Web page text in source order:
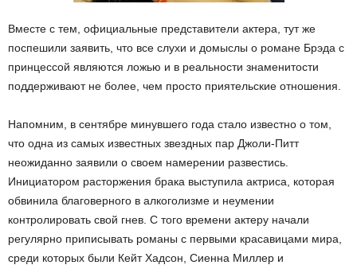
Вместе с тем, официальные представители актера, тут же
поспешили заявить, что все слухи и домыслы о романе Брэда с
принцессой являются ложью и в реальности знаменитости
поддерживают не более, чем просто приятельские отношения.
Напомним, в сентябре минувшего года стало известно о том,
что одна из самых известных звездных пар Джоли-Питт
неожиданно заявили о своем намерении развестись.
Инициатором расторжения брака выступила актриса, которая
обвинила благоверного в алкоголизме и неумении
контролировать свой гнев. С того времени актеру начали
регулярно приписывать романы с первыми красавицами мира,
среди которых были Кейт Хадсон, Сиенна Миллер и